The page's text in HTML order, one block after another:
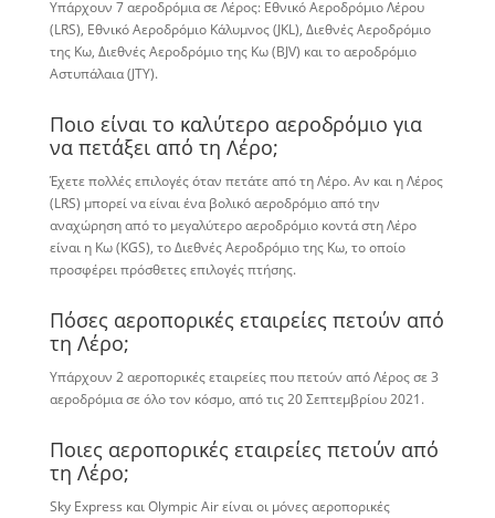
Υπάρχουν 7 αεροδρόμια σε Λέρος: Εθνικό Αεροδρόμιο Λέρου
(LRS), Εθνικό Αεροδρόμιο Κάλυμνος (JKL), Διεθνές Αεροδρόμιο
της Κω, Διεθνές Αεροδρόμιο της Κω (BJV) και το αεροδρόμιο
Αστυπάλαια (JTY).
Ποιο είναι το καλύτερο αεροδρόμιο για
να πετάξει από τη Λέρο;
Έχετε πολλές επιλογές όταν πετάτε από τη Λέρο. Αν και η Λέρος
(LRS) μπορεί να είναι ένα βολικό αεροδρόμιο από την
αναχώρηση από το μεγαλύτερο αεροδρόμιο κοντά στη Λέρο
είναι η Κω (KGS), το Διεθνές Αεροδρόμιο της Κω, το οποίο
προσφέρει πρόσθετες επιλογές πτήσης.
Πόσες αεροπορικές εταιρείες πετούν από
τη Λέρο;
Υπάρχουν 2 αεροπορικές εταιρείες που πετούν από Λέρος σε 3
αεροδρόμια σε όλο τον κόσμο, από τις 20 Σεπτεμβρίου 2021.
Ποιες αεροπορικές εταιρείες πετούν από
τη Λέρο;
Sky Express και Olympic Air είναι οι μόνες αεροπορικές